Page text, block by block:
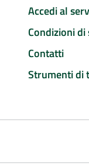
Accedi al
Condizioni di
Contatti
Strumenti di